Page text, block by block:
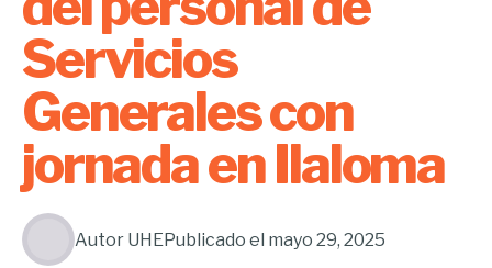
Servicios
Generales con
jornada en Ilaloma
Autor UHEPublicado el mayo 29, 2025